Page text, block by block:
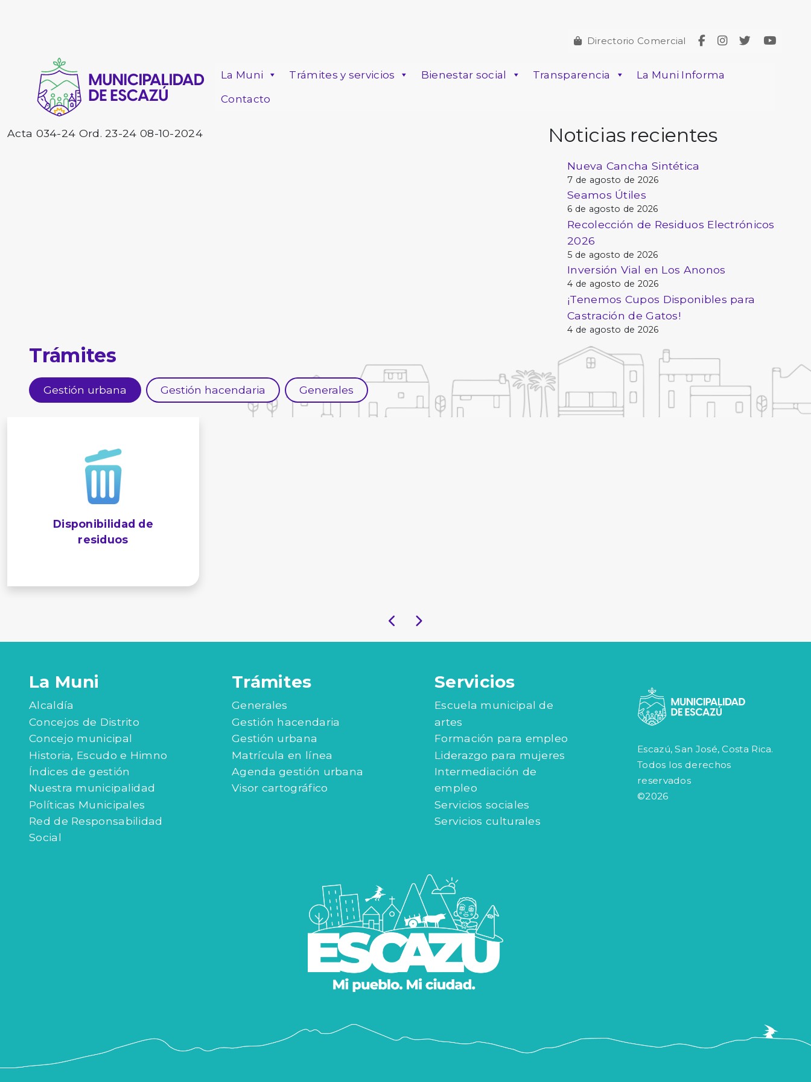
Directorio Comercial
La Muni Trámites y servicios Bienestar social Transparencia
La Muni Informa
Contacto
Acta 034-24 Ord. 23-24 08-10-2024 Noticias recientes
Nueva Cancha Sintética
7 de agosto de 2026
Seamos Útiles
6 de agosto de 2026
Recolección de Residuos Electrónicos
2026
5 de agosto de 2026
Inversión Vial en Los Anonos
4 de agosto de 2026
¡Tenemos Cupos Disponibles para
Castración de Gatos!
4 de agosto de 2026
Trámites
Gestión urbana Gestión hacendaria Generales
Disponibilidad de
residuos
La Muni
Alcaldía
Concejos de Distrito
Concejo municipal
Historia, Escudo e Himno
Índices de gestión
Nuestra municipalidad
Políticas Municipales
Red de Responsabilidad
Social
Trámites
Generales
Gestión hacendaria
Gestión urbana
Matrícula en línea
Agenda gestión urbana
Visor cartográfico
Servicios
Escuela municipal de
artes
Formación para empleo
Liderazgo para mujeres
Intermediación de
empleo
Servicios sociales
Servicios culturales
Escazú, San José, Costa Rica.
Todos los derechos
reservados
©2026